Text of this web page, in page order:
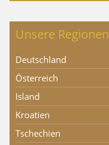
Unsere Regionen
Deutschland
Österreich
Island
Kroatien
Tschechien